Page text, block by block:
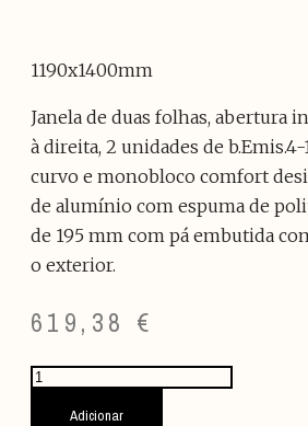
1190x1400mm
Janela de duas folhas, abertura
à direita, 2 unidades de
curvo e monobloco comfort
de alumínio com espuma de
de 195 mm com pá embutida
o exterior.
619,38 €
Quantidade
FORJAAdicionar